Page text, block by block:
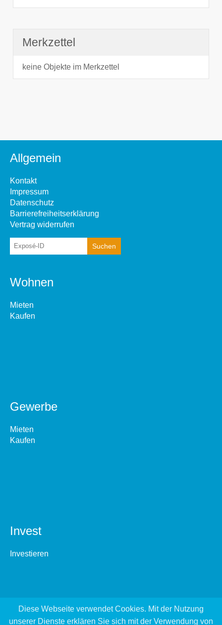
Merkzettel
keine Objekte im Merkzettel
Allgemein
Kontakt
Impressum
Datenschutz
Barrierefreiheitserklärung
Vertrag widerrufen
Wohnen
Mieten
Kaufen
Gewerbe
Mieten
Kaufen
Invest
Investieren
Diese Webseite verwendet Cookies. Mit der Nutzung
unserer Dienste erklären Sie sich mit der Verwendung von